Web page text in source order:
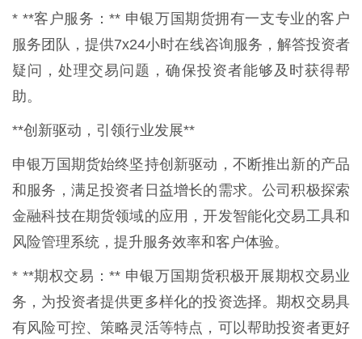
* **客户服务：** 申银万国期货拥有一支专业的客户
服务团队，提供7x24小时在线咨询服务，解答投资者
疑问，处理交易问题，确保投资者能够及时获得帮
助。
**创新驱动，引领行业发展**
申银万国期货始终坚持创新驱动，不断推出新的产品
和服务，满足投资者日益增长的需求。公司积极探索
金融科技在期货领域的应用，开发智能化交易工具和
风险管理系统，提升服务效率和客户体验。
* **期权交易：** 申银万国期货积极开展期权交易业
务，为投资者提供更多样化的投资选择。期权交易具
有风险可控、策略灵活等特点，可以帮助投资者更好